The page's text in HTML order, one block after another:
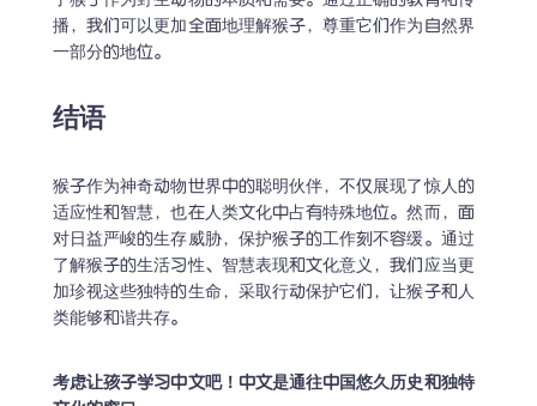
播，我们可以更加全面地理解猴子，尊重它们作为自然界
一部分的地位。
结语
猴子作为神奇动物世界中的聪明伙伴，不仅展现了惊人的
适应性和智慧，也在人类文化中占有特殊地位。然而，面
对日益严峻的生存威胁，保护猴子的工作刻不容缓。通过
了解猴子的生活习性、智慧表现和文化意义，我们应当更
加珍视这些独特的生命，采取行动保护它们，让猴子和人
类能够和谐共存。
考虑让孩子学习中文吧！中文是通往中国悠久历史和独特